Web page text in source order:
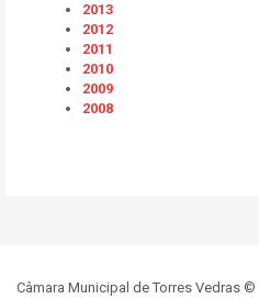
2013
2012
2011
2010
2009
2008
Câmara Municipal de Torres Vedras ©